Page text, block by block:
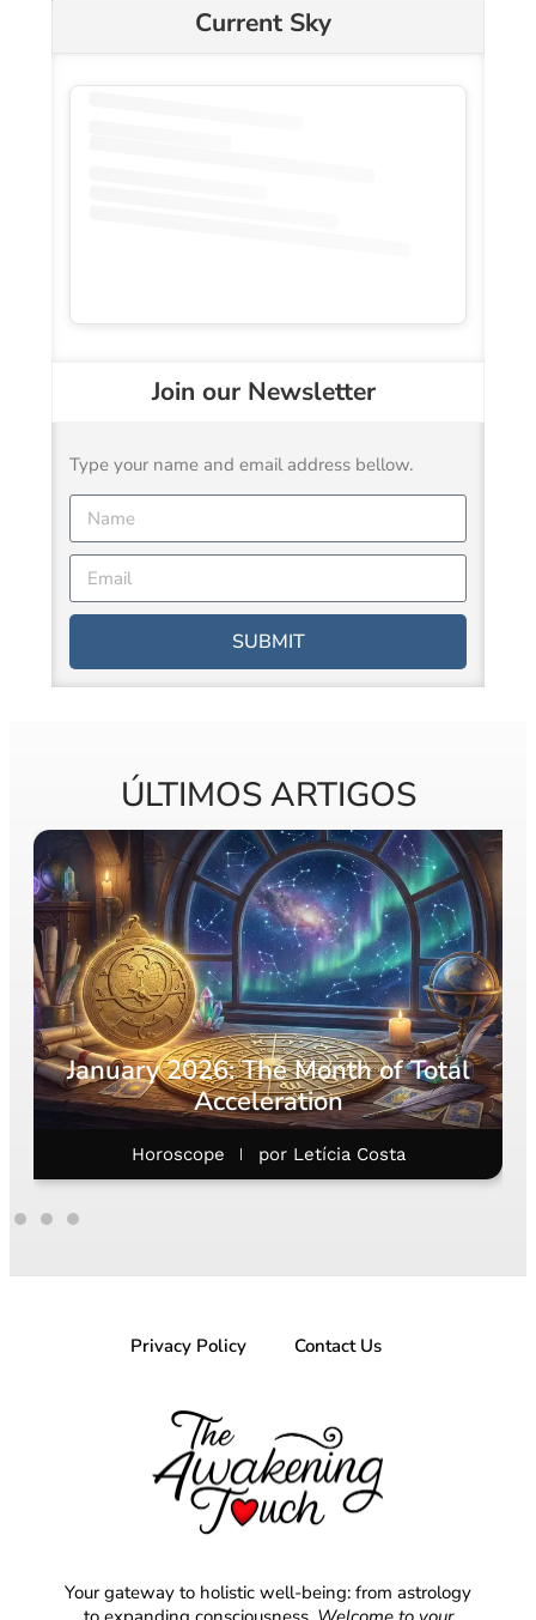
Current Sky
Join our Newsletter
Type your name and email address bellow.
SUBMIT
ÚLTIMOS ARTIGOS
Astrological Eclipses and How
Affect Your Natal Chart and
Emotions
Astrology porGabriel Steglich
Privacy Policy Contact Us
Your gateway to holistic well-being: from astrology